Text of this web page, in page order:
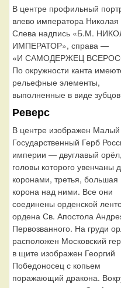
В центре профильный
влево императора Николая
Слева надпись «Б.М.
ИМПЕРАТОР», справа —
«И САМОДЕРЖЕЦ
По окружности канта
рельефные элементы,
выполненные в виде
Реверс
В центре изображен Малый
Государственный Герб
империи — двуглавый орёл,
головы которого увенчаны
коронами, третья, большая
корона над ними. Все они
соединены орденской
ордена Св. Апостола
Первозванного. На груди
расположен Московский
в щите изображен Георгий
Победоносец с копьем
поражающий дракона.